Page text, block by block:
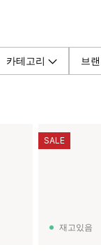
카테고리 브
재고있음
SALE